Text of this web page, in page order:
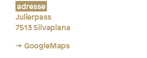
adresse
Julierpass
7513 Silvaplana
→ GoogleMaps